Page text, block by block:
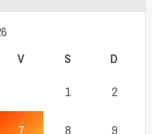
V S D
1 2
7 8 9